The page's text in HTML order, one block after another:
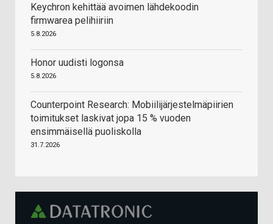
Keychron kehittää avoimen lähdekoodin
firmwarea pelihiiriin
5.8.2026
Honor uudisti logonsa
5.8.2026
Counterpoint Research: Mobiilijärjestelmäpiirien
toimitukset laskivat jopa 15 % vuoden
ensimmäisellä puoliskolla
31.7.2026